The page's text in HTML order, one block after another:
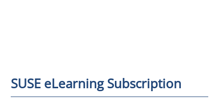
SUSE eLearning Subscription